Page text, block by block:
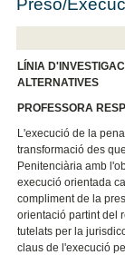
LÍNIA
ALTERNATIVES
PROFESSORA
L'execució de la
transformació des
Penitenciària amb
execució orientada
compliment de la
orientació partint del
tutelats per la
claus de l'execució